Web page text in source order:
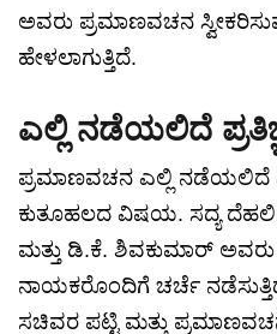
ಅವರು ಪ್ರಮಾಣವಚನ
ಹೇಳಲಾಗುತ್ತಿದೆ.
ಎಲ್ಲಿ ನಡೆಯಲಿದೆ
ಪ್ರಮಾಣವಚನ ಎಲ್ಲಿ ನಡೆಯಲಿದೆ
ಕುತೂಹಲದ ವಿಷಯ. ಸದ್ಯ
ಮತ್ತು ಡಿ.ಕೆ. ಶಿವಕುಮಾರ್
ನಾಯಕರೊಂದಿಗೆ ಚರ್ಚೆ
ಸಚಿವರ ಪಟ್ಟಿ ಮತ್ತು